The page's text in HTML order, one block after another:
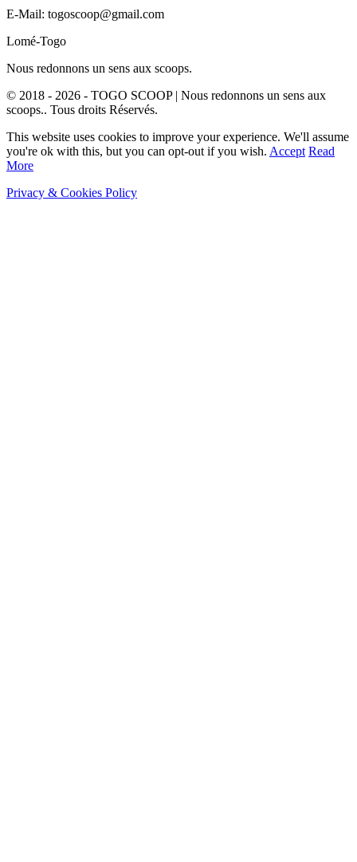
E-Mail: togoscoop@gmail.com
Lomé-Togo
Nous redonnons un sens aux scoops.
© 2018 - 2026 - TOGO SCOOP | Nous redonnons un sens aux
scoops.. Tous droits Réservés.
This website uses cookies to improve your experience. We'll assume
you're ok with this, but you can opt-out if you wish. Accept Read
More
Privacy & Cookies Policy